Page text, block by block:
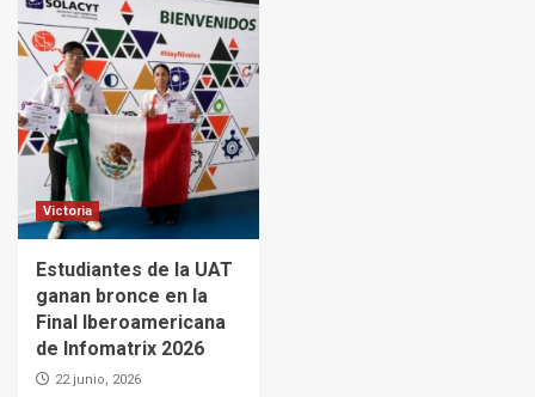
Victoria
Estudiantes de la UAT
ganan bronce en la
Final Iberoamericana
de Infomatrix 2026
22 junio, 2026